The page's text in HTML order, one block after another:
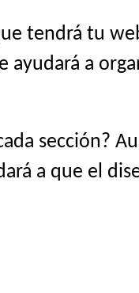
tendrá tu
a
sección?
a que el